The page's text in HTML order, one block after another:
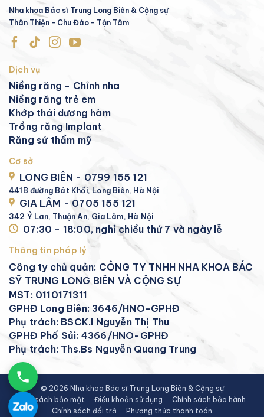
Nha khoa Bác sĩ Trung Long Biên & Cộng sự
Thân Thiện - Chu Đáo - Tận Tâm
Dịch vụ
Niềng răng - Chỉnh nha
Niềng răng trẻ em
Khớp thái dương hàm
Trồng răng Implant
Răng sứ thẩm mỹ
Cơ sở
LONG BIÊN - 0799 155 121
441B đường Bát Khối, Long Biên, Hà Nội
GIA LÂM - 0705 155 121
342 Ỷ Lan, Thuận An, Gia Lâm, Hà Nội
07:30 - 18:00, nghỉ chiều thứ 7 và ngày lễ
Thông tin pháp lý
Công ty chủ quản: CÔNG TY TNHH NHA KHOA BÁC
SỸ TRUNG LONG BIÊN VÀ CỘNG SỰ
MST: 0110171311
GPHĐ Long Biên: 3646/HNO-GPHĐ
Phụ trách: BSCK.I Nguyễn Thị Thu
GPHĐ Phố Sủi: 4366/HNO-GPHĐ
Phụ trách: Ths.Bs Nguyễn Quang Trung
© 2026 Nha khoa Bác sĩ Trung Long Biên & Cộng sự
Chính sách bảo mật
Điều khoản sử dụng
Chính sách bảo hành
Chính sách đổi trả
Phương thức thanh toán